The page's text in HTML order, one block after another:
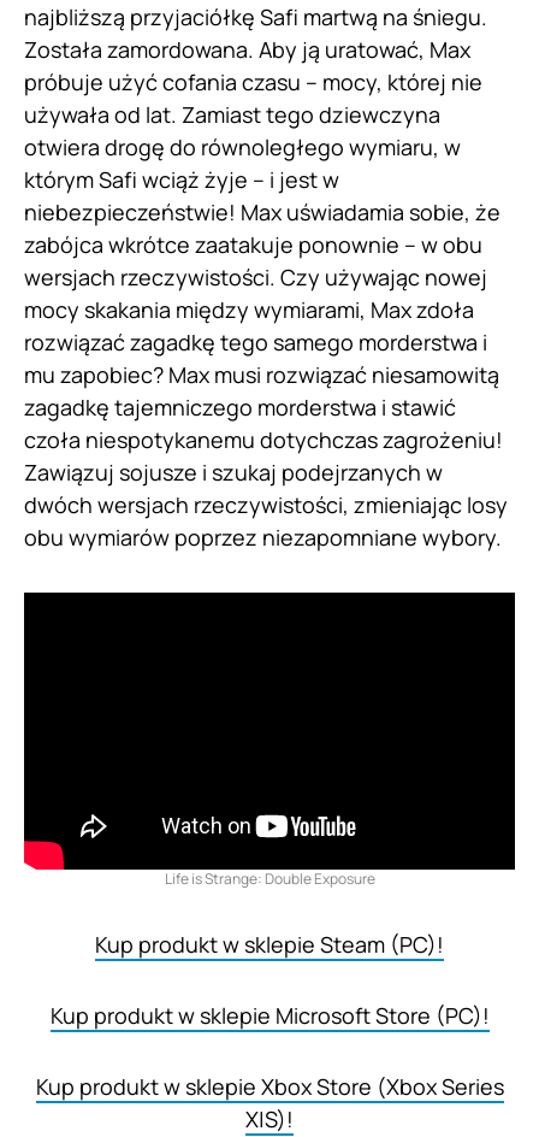
najbliższą przyjaciółkę Safi martwą na śniegu.
Została zamordowana. Aby ją uratować, Max
próbuje użyć cofania czasu – mocy, której nie
używała od lat. Zamiast tego dziewczyna
otwiera drogę do równoległego wymiaru, w
którym Safi wciąż żyje – i jest w
niebezpieczeństwie! Max uświadamia sobie, że
zabójca wkrótce zaatakuje ponownie – w obu
wersjach rzeczywistości. Czy używając nowej
mocy skakania między wymiarami, Max zdoła
rozwiązać zagadkę tego samego morderstwa i
mu zapobiec? Max musi rozwiązać niesamowitą
zagadkę tajemniczego morderstwa i stawić
czoła niespotykanemu dotychczas zagrożeniu!
Zawiązuj sojusze i szukaj podejrzanych w
dwóch wersjach rzeczywistości, zmieniając losy
obu wymiarów poprzez niezapomniane wybory.
Life is Strange: Double Exposure
Kup produkt w sklepie Steam (PC)!
Kup produkt w sklepie Microsoft Store (PC)!
Kup produkt w sklepie Xbox Store (Xbox Series
X|S)!